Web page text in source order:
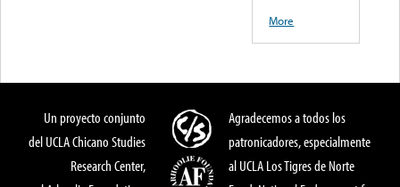
More
Un proyecto conjunto
del UCLA Chicano Studies
Research Center,
Agradecemos a todos los
patronicadores, especialmente
al UCLA Los Tigres de Norte